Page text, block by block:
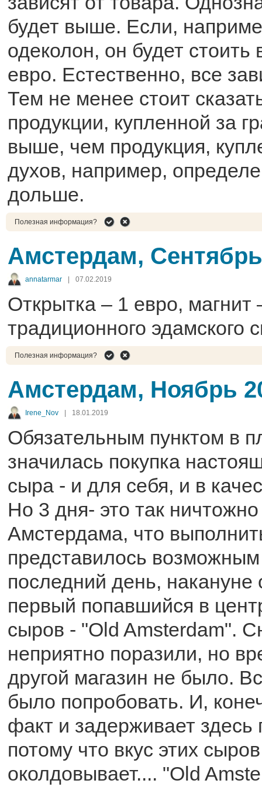
будет выше. Если,
одеколон, он будет стоить
евро. Естественно, все
Тем не менее стоит
продукции, купленной за
выше, чем продукция,
духов, например,
дольше.
Полезная информация?
Амстердам,
annatarmar 07.02.2019
Открытка – 1 евро, магнит
традиционного эдамского
Полезная информация?
Амстердам, Ноябрь
Irene_Nov 18.01.2019
Обязательным пунктом в
значилась покупка
сыра - и для себя, и в
Но 3 дня- это так
Амстердама, что
представилось
последний день,
первый попавшийся в
сыров - "Old Amsterdam".
неприятно поразили, но
другой магазин не было.
было попробовать. И,
факт и задерживает здесь
потому что вкус этих
околдовывает.... "Old